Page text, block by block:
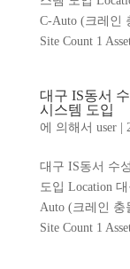
C-Auto (크레인
Site Count 1
대구 IS동서
시스템 도입
에 의해서 user|
대구 IS동서 수
도입 Location
Auto (크레인 충
Site Count 1